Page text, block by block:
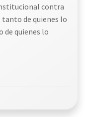
contra
de quienes lo
de quienes lo